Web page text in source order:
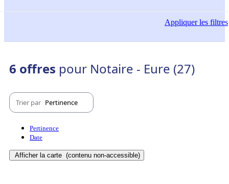
Appliquerles filtres
6 offres pour Notaire - Eure (27)
Trier par Pertinence
Pertinence
Date
Afficher la carte (contenu non-accessible)